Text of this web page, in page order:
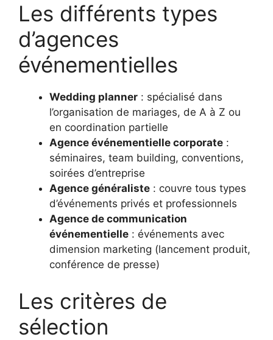
Les différents types
d’agences
événementielles
Wedding planner : spécialisé dans
l’organisation de mariages, de A à Z ou
en coordination partielle
Agence événementielle corporate :
séminaires, team building, conventions,
soirées d’entreprise
Agence généraliste : couvre tous types
d’événements privés et professionnels
Agence de communication
événementielle : événements avec
dimension marketing (lancement produit,
conférence de presse)
Les critères de
sélection